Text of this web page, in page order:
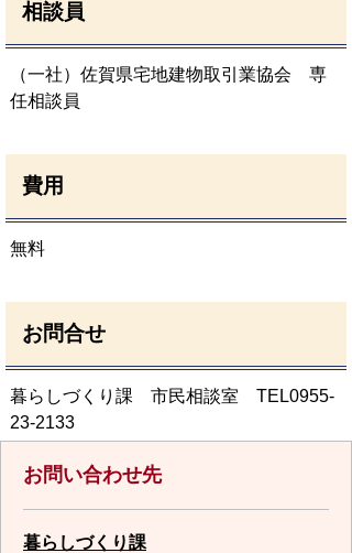
相談員
（一社）佐賀県宅地建物取引業協会 専
任相談員
費用
無料
お問合せ
暮らしづくり課 市民相談室 TEL0955-
23-2133
お問い合わせ先
暮らしづくり課